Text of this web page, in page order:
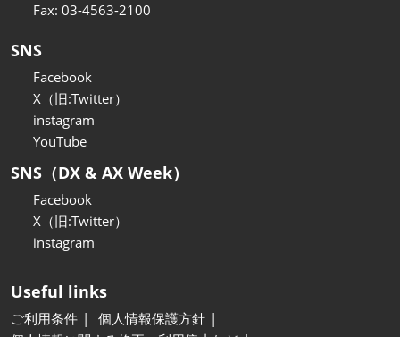
Fax: 03-4563-2100
SNS
Facebook
X（旧:Twitter）
instagram
YouTube
SNS（DX & AX Week）
Facebook
X（旧:Twitter）
instagram
Useful links
ご利用条件
個人情報保護方針